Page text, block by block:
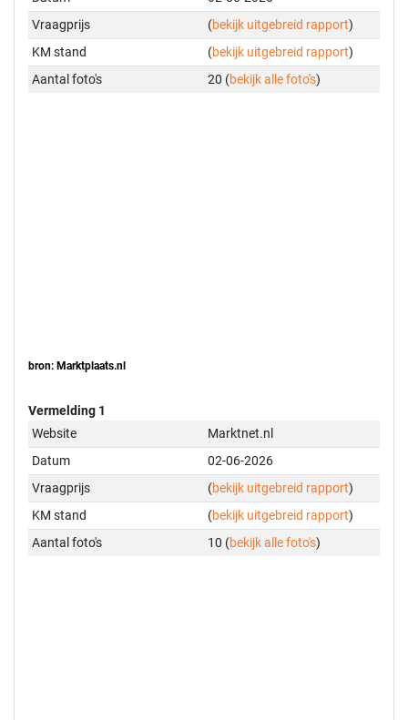
Vraagprijs
(bekijk uitgebreid rapport)
KM stand
(bekijk uitgebreid rapport)
Aantal foto's
20 (bekijk alle foto's)
bron: Marktplaats.nl
Vermelding 1
Website
Marktnet.nl
Datum
02-06-2026
Vraagprijs
(bekijk uitgebreid rapport)
KM stand
(bekijk uitgebreid rapport)
Aantal foto's
10 (bekijk alle foto's)